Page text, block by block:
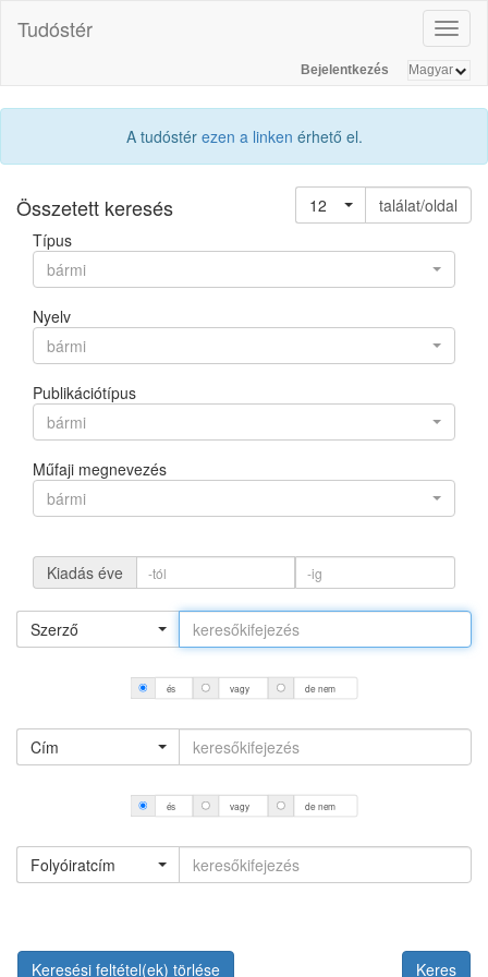
Tudóstér
Bejelentkezés
A tudóstér ezen a linken érhető el.
Összetett keresés 12
találat/oldal
Típus
bármi
Nyelv
bármi
Publikációtípus
bármi
Műfaji megnevezés
bármi
Kiadás éve
Szerző
és vagy de nem
Cím
és vagy de nem
Folyóiratcím
Keresési feltétel(ek) törlése